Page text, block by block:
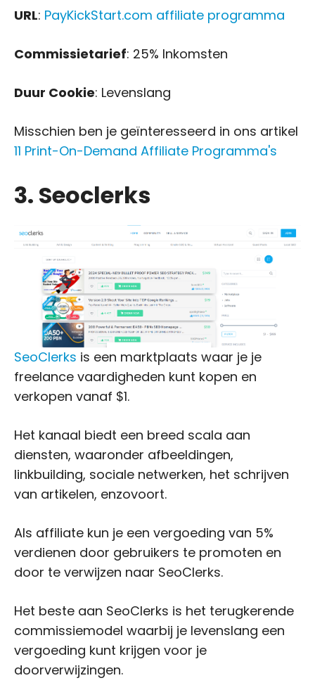
URL: PayKickStart.com affiliate programma
Commissietarief: 25% Inkomsten
Duur Cookie: Levenslang
Misschien ben je geïnteresseerd in ons artikel
11 Print-On-Demand Affiliate Programma's
3. Seoclerks
SeoClerks is een marktplaats waar je je
freelance vaardigheden kunt kopen en
verkopen vanaf $1.
Het kanaal biedt een breed scala aan
diensten, waaronder afbeeldingen,
linkbuilding, sociale netwerken, het schrijven
van artikelen, enzovoort.
Als affiliate kun je een vergoeding van 5%
verdienen door gebruikers te promoten en
door te verwijzen naar SeoClerks.
Het beste aan SeoClerks is het terugkerende
commissiemodel waarbij je levenslang een
vergoeding kunt krijgen voor je
doorverwijzingen.